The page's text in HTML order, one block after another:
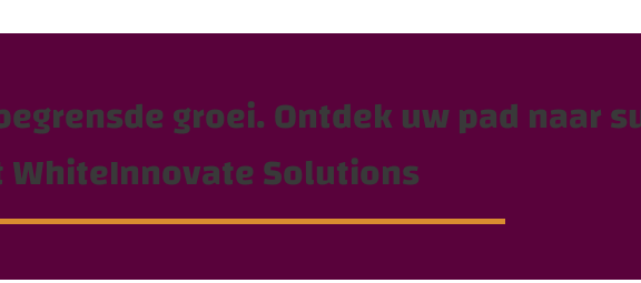
groei. Ontdek uw pad naar
WhiteInnovate Solutions